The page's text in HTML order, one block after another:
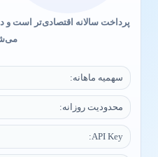
پرداخت سالانه اقتصادی‌تر است
سهمیه ماهانه:
محدودیت روزانه:
API Key: